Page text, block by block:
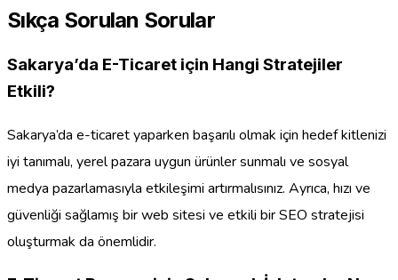
Sıkça Sorulan Sorular
Sakarya’da E-Ticaret için Hangi Stratejiler
Etkili?
Sakarya’da e-ticaret yaparken başarılı olmak için hedef kitlenizi
iyi tanımalı, yerel pazara uygun ürünler sunmalı ve sosyal
medya pazarlamasıyla etkileşimi artırmalısınız. Ayrıca, hızı ve
güvenliği sağlamış bir web sitesi ve etkili bir SEO stratejisi
oluşturmak da önemlidir.